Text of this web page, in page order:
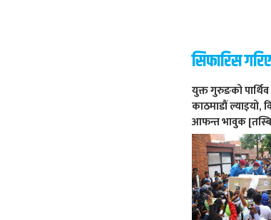
सिफारिस
युक्त गुरुङको
काठमाडौं ल्याइयो,
आफन्त भावुक